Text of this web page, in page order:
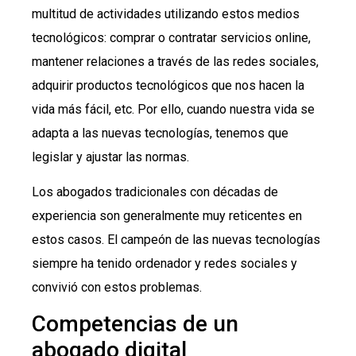
multitud de actividades utilizando estos medios
tecnológicos: comprar o contratar servicios online,
mantener relaciones a través de las redes sociales,
adquirir productos tecnológicos que nos hacen la
vida más fácil, etc. Por ello, cuando nuestra vida se
adapta a las nuevas tecnologías, tenemos que
legislar y ajustar las normas.
Los abogados tradicionales con décadas de
experiencia son generalmente muy reticentes en
estos casos. El campeón de las nuevas tecnologías
siempre ha tenido ordenador y redes sociales y
convivió con estos problemas.
Competencias de un
abogado digital